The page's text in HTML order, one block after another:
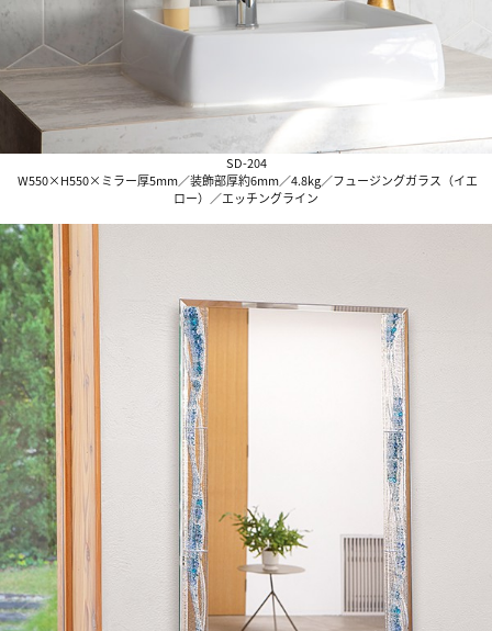
SD-204
W550×H550×ミラー厚5mm／装飾部厚約6mm／4.8kg／フュージングガラス（イエ
ロー）／エッチングライン